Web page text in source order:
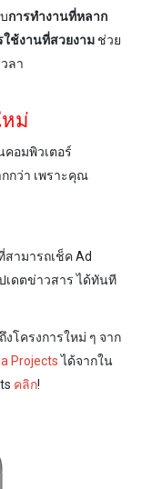
การทำงานที่หลาก
ช้งานที่สวยงาม ช่วย
ลา
หม่
อมพิวเตอร์
กว่า เพราะคุณ
ามารถเช็ค Ad
เดตข่าวสาร ได้ทันที
โครงการใหม่ ๆ จาก
Projectsได้จากใน
คลิก!